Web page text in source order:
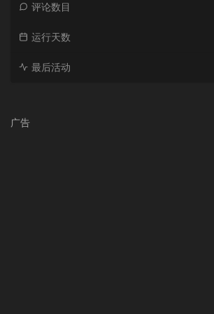
评论数目
运行天数
最后活动
广告